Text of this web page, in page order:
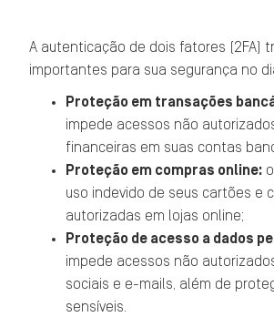
A autenticação de dois fatores (2FA)
importantes para sua segurança no
Proteção em transações
impede acessos não
financeiras em suas contas
Proteção em compras online:
uso indevido de seus cartões e
autorizadas em lojas online;
Proteção de acesso a dados
impede acessos não
sociais e e-mails, além de
sensíveis.